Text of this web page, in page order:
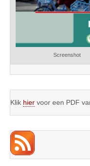
Screenshot
Klik hier voor een PDF